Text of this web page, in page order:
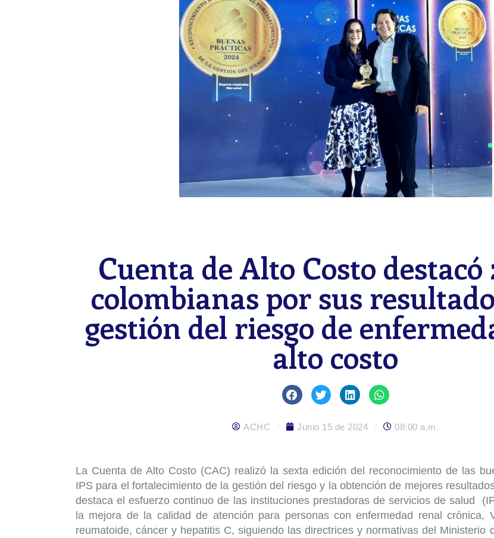
Cuenta de Alto Costo destacó
colombianas por sus
gestión del riesgo de
alto costo
ACHC Junio 15 de 2024 08:00 a.m.
La Cuenta de Alto Costo (CAC) realizó la sexta edición del reconocimiento de las
IPS para el fortalecimiento de la gestión del riesgo y la obtención de mejores
destaca el esfuerzo continuo de las instituciones prestadoras de servicios de salud
la mejora de la calidad de atención para personas con enfermedad renal crónica,
reumatoide, cáncer y hepatitis C, siguiendo las directrices y normativas del Ministerio